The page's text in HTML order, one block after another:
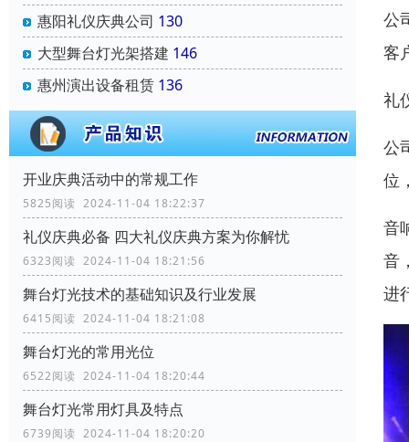
惠阳礼仪庆典公司 130
大型舞台灯光架搭建 146
惠州演出设备租赁 136
开业庆典活动中的常规工作
5825阅读 2024-11-04 18:22:37
礼仪庆典必备 四大礼仪庆典方案为你解忧
6323阅读 2024-11-04 18:21:56
舞台灯光技术的基础知识及行业发展
6415阅读 2024-11-04 18:21:08
舞台灯光的常用光位
6522阅读 2024-11-04 18:20:44
舞台灯光常用灯具及特点
6739阅读 2024-11-04 18:20:20
公
客
礼
公
位
音
音
进